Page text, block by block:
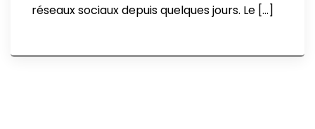
réseaux sociaux depuis quelques jours. Le […]